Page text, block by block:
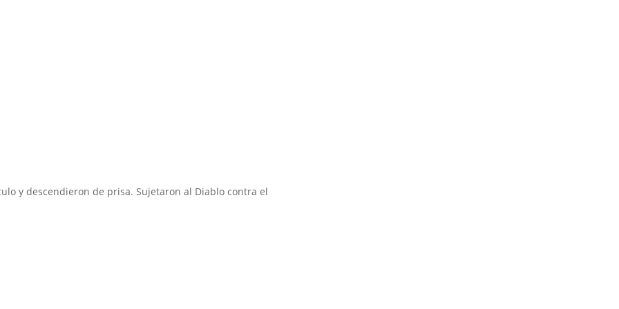
descendieron de prisa. Sujetaron al Diablo contra el